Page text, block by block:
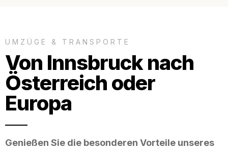
UMZÜGE & TRANSPORTE
Von Innsbruck nach
Österreich oder
Europa
Genießen Sie die besonderen Vorteile unseres